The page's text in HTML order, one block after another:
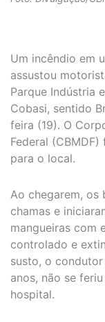
Um incêndio em
assustou
Parque Indústria
Cobasi, sentido
feira (19). O
Federal
para o local.
Ao chegarem, os
chamas e
mangueiras com
controlado e
susto, o
anos, não se
hospital.